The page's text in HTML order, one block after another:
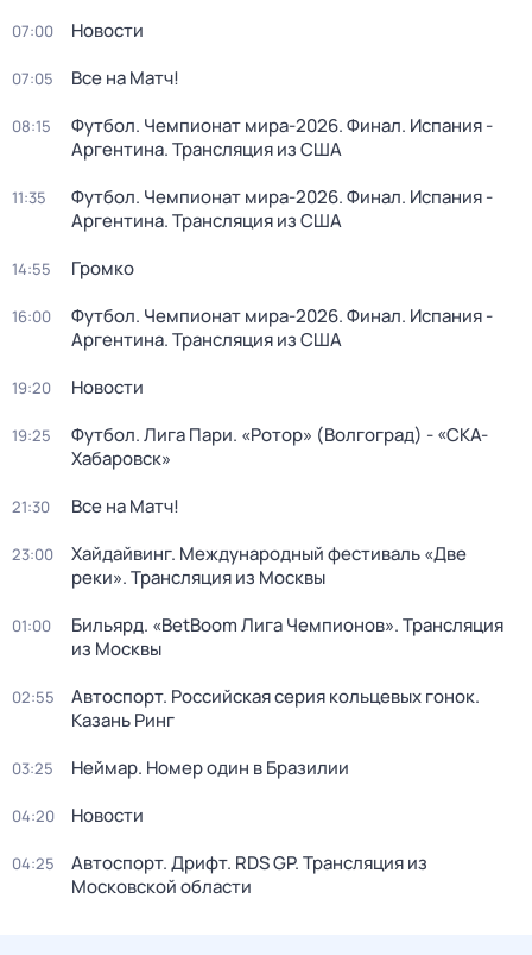
07:00 Новости
07:05 Все на Матч!
08:15
Футбол. Чемпионат мира-2026. Финал. Испания -
Аргентина. Трансляция из США
11:35
Футбол. Чемпионат мира-2026. Финал. Испания -
Аргентина. Трансляция из США
14:55 Громко
16:00
Футбол. Чемпионат мира-2026. Финал. Испания -
Аргентина. Трансляция из США
19:20 Новости
19:25
Футбол. Лига Пари. «Ротор» (Волгоград) - «СКА-
Хабаровск»
21:30 Все на Матч!
23:00
Хайдайвинг. Международный фестиваль «Две
реки». Трансляция из Москвы
01:00
Бильярд. «BetBoom Лига Чемпионов». Трансляция
из Москвы
02:55
Автоспорт. Российская серия кольцевых гонок.
Казань Ринг
03:25 Неймар. Номер один в Бразилии
04:20 Новости
04:25
Автоспорт. Дрифт. RDS GP. Трансляция из
Московской области